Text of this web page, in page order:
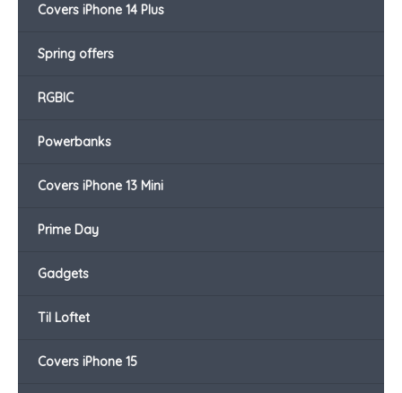
Covers iPhone 14 Plus
Spring offers
RGBIC
Powerbanks
Covers iPhone 13 Mini
Prime Day
Gadgets
Til Loftet
Covers iPhone 15